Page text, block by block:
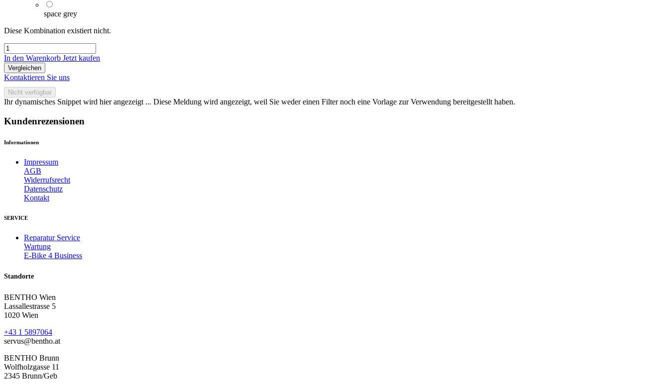
space grey
Diese Kombination existiert nicht.
In den Warenkorb Jetzt kaufen
Vergleichen
Kontaktieren Sie uns
Nicht verfügbar
Ihr dynamisches Snippet wird hier angezeigt ... Diese Meldung wird angezeigt, weil Sie weder einen Filter noch eine Vorlage zur Verwendung bereitgestellt haben.
Kundenrezensionen
Informationen
Impressum
AGB
Widerrufsrecht
Datenschutz
Kontakt
SERVICE
Reparatur Service
Wartung
E-Bike 4 Business
Standorte
BENTHO Wien
Lassallestrasse 5
1020 Wien
+43 1 5897064
servus@bentho.at
BENTHO Brunn
Wolfholzgasse 11
2345 Brunn/Geb